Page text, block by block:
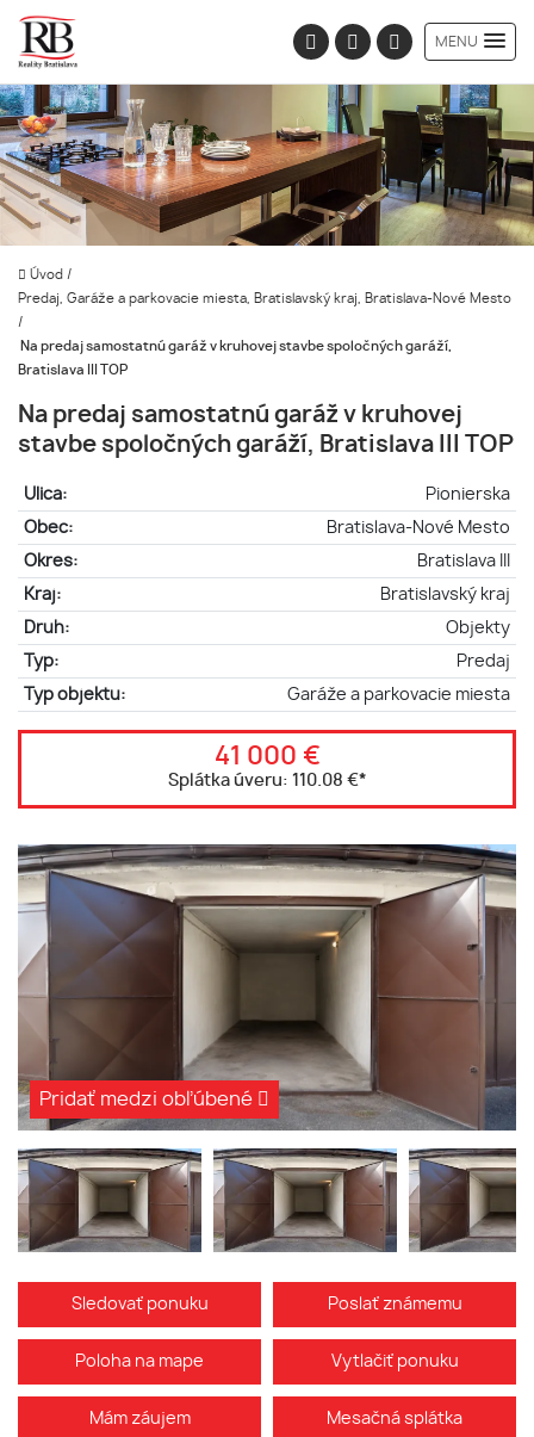
MENU
Úvod /
Predaj, Garáže a parkovacie miesta, Bratislavský kraj, Bratislava-Nové Mesto
/
Na predaj samostatnú garáž v kruhovej stavbe spoločných garáží,
Bratislava III TOP
Na predaj samostatnú garáž v kruhovej
stavbe spoločných garáží, Bratislava III TOP
Ulica:
Pionierska
Obec:
Bratislava-Nové Mesto
Okres:
Bratislava III
Kraj:
Bratislavský kraj
Druh:
Objekty
Typ:
Predaj
Typ objektu:
Garáže a parkovacie miesta
41 000 €
Splátka úveru: 110.08 €*
Pridať medzi obľúbené
Sledovať ponuku Poslať známemu
Poloha na mape Vytlačiť ponuku
Mám záujem Mesačná splátka